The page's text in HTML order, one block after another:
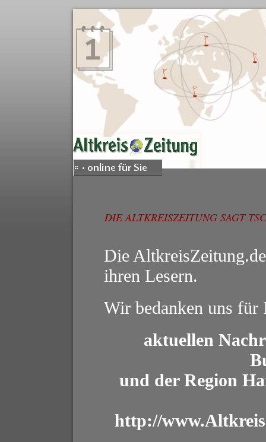
DIE ALTKREISZEITUNG SAGT
Die
ihren Lesern.
Wir bedanken uns für
aktuellen
und der Region
http://